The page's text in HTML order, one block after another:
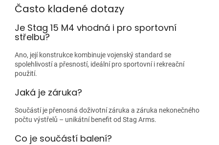
Často kladené dotazy
Je Stag 15 M4 vhodná i pro sportovní
střelbu?
Ano, její konstrukce kombinuje vojenský standard se
spolehlivostí a přesností, ideální pro sportovní i rekreační
použití.
Jaká je záruka?
Součástí je přenosná doživotní záruka a záruka nekonečného
počtu výstřelů – unikátní benefit od Stag Arms.
Co je součástí balení?